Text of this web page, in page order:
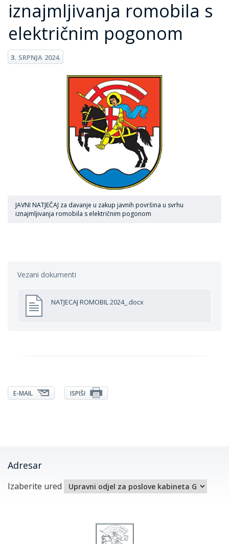
iznajmljivanja romobila s
električnim pogonom
3. SRPNJA 2024.
JAVNI NATJEČAJ za davanje u zakup javnih površina u svrhu
iznajmljivanja romobila s električnim pogonom
Vezani dokumenti
NATJECAJ ROMOBIL 2024_.docx
E-MAIL ISPIŠI
Adresar
Izaberite ured